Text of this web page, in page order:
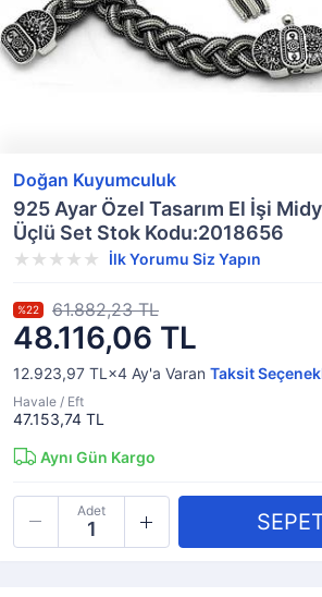
Doğan Kuyumculuk
925 Ayar Özel Tasarım El İşi
Üçlü Set Stok Kodu:2018656
İlk Yorumu Siz Yapın
48.116,06 TL
%22 61.882,23 TL
12.923,97 TL×4 Ay'a Varan Taksit
Havale / Eft
47.153,74 TL
Aynı Gün Kargo
Adet